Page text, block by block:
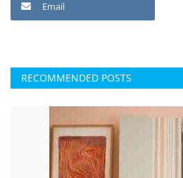
Email
RECOMMENDED POSTS